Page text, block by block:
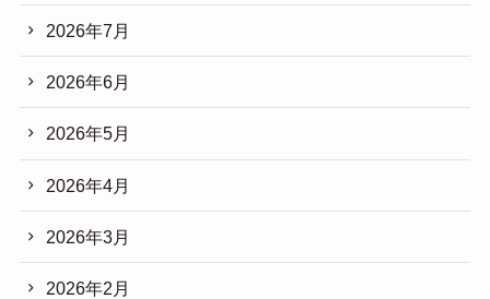
2026年7月
2026年6月
2026年5月
2026年4月
2026年3月
2026年2月